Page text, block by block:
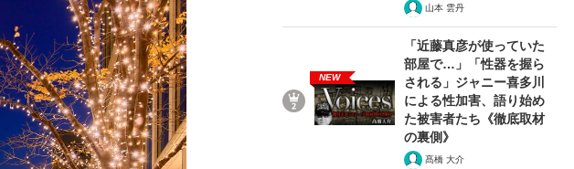
山本 雲丹
NEW
「近藤真彦が使っていた
部屋で…」「性器を握ら
される」ジャニー喜多川
による性加害、語り始め
た被害者たち《徹底取材
の裏側》
髙橋 大介